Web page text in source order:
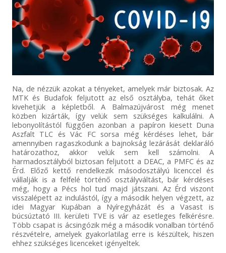
Na, de nézzük azokat a tényeket, amelyek már biztosak. Az
MTK és Budafok feljutott az első osztályba, tehát őket
kivehetjük a képletből. A Balmazújvárost még menet
közben kizárták, így velük sem szükséges kalkulálni. A
lebonyolítástól függően azonban a papíron kiesett Duna
Aszfalt TLC és Vác FC sorsa még kérdéses lehet, bár
amennyiben ragaszkodunk a bajnokság lezárását deklaráló
határozathoz, akkor velük sem kell számolni. A
harmadosztályból biztosan feljutott a DEAC, a PMFC és az
Érd. Előző kettő rendelkezik másodosztályú licenccel és
vállalják is a felfelé történő osztályváltást, bár kérdéses
még, hogy a Pécs hol tud majd játszani. Az Érd viszont
visszalépett az indulástól, így a második helyen végzett, az
idei Magyar Kupában a Nyíregyházát és a Vasast is
búcsúztató III. kerületi TVE is vár az esetleges felkérésre.
Több csapat is ácsingózik még a második vonalban történő
részvételre, amelyek gyakorlatilag erre is készültek, hiszen
ehhez szükséges licenceket igényeltek.